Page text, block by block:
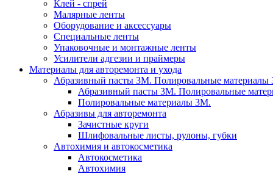
Клей - спрей
Малярные ленты
Оборудование и аксессуары
Специальные ленты
Упаковочные и монтажные ленты
Усилители адгезии и праймеры
Материалы для авторемонта и ухода
Абразивный пасты 3М. Полировальные материалы
Абразивный пасты 3М. Полировальные
Полировальные материалы 3М.
Абразивы для авторемонта
Зачистные круги
Шлифовальные листы, рулоны, губки
Автохимия и автокосметика
Автокосметика
Автохимия